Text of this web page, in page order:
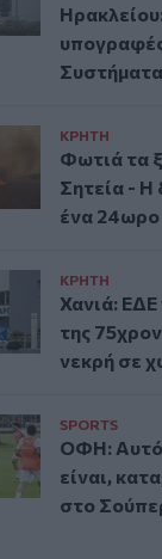
ΚΡΗΤΗ
Φωτιά τα
Σητεία - Η
ένα 24ωρο
ΚΡΗΤΗ
Χανιά:
της
νεκρή σε
SPORTS
ΟΦΗ:
είναι,
στο